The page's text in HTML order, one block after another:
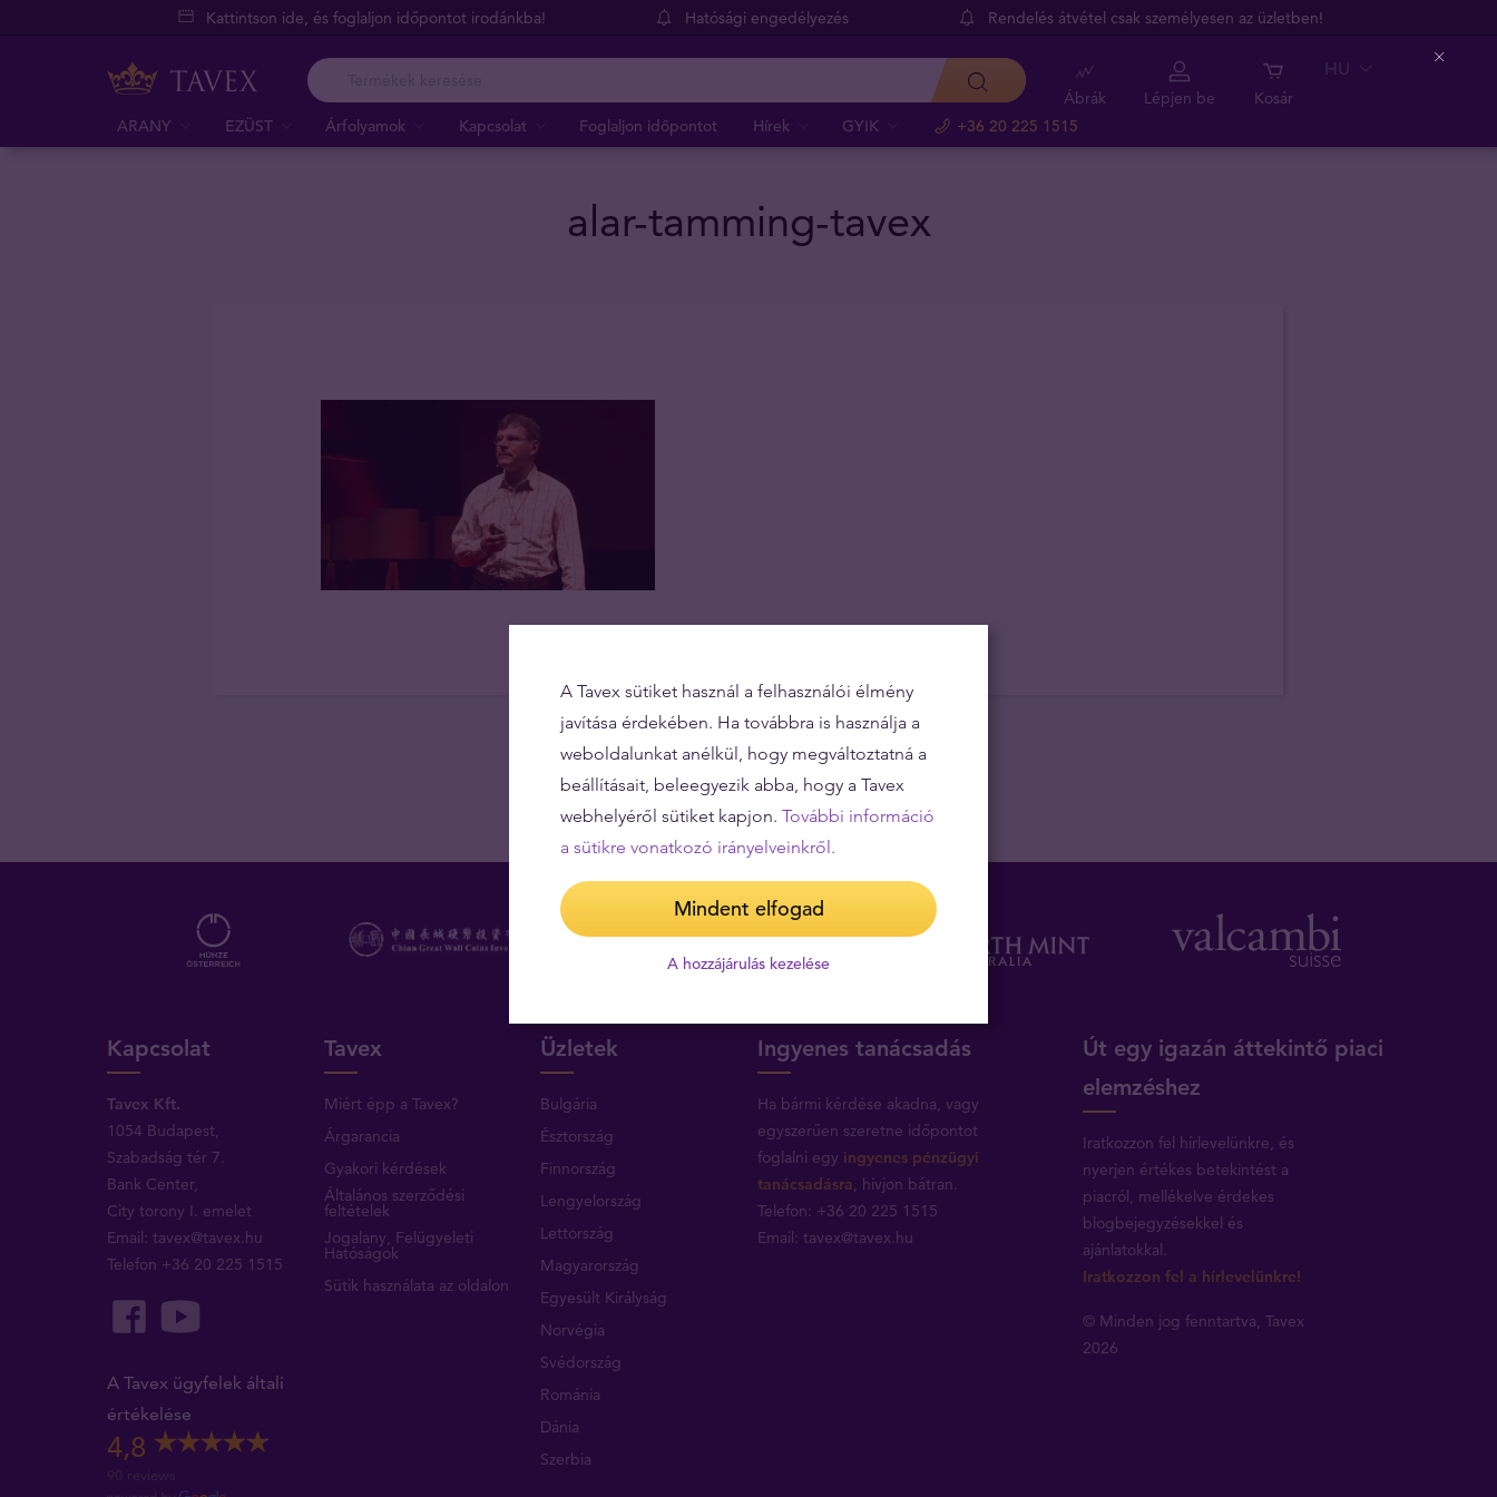
Kattintson ide, és foglaljon időpontot irodánkba! Hatósági engedélyezés Rendelés átvétel csak személyesen az üzletben!
ARANY EZÜST Árfolyamok Kapcsolat Foglaljon időpontot Hírek GYIK +36 20 225 1515
Ábrák Lépjen be Kosár
HU
alar-tamming-tavex
Kapcsolat
Tavex Kft.
1054 Budapest,
Szabadság tér 7.
Bank Center,
City torony I. emelet
Email:tavex@tavex.hu
Telefon +36 20 225 1515
A Tavex ügyfelek általi
értékelése
4,8
90 reviews
Tavex
Miért épp a Tavex?
Árgarancia
Gyakori kérdések
Általános szerződési
feltételek
Jogalany, Felügyeleti
Hatóságok
Sütik használata az oldalon
Üzletek
Bulgária
Észtország
Finnország
Lengyelország
Lettország
Magyarország
Egyesült Királyság
Norvégia
Svédország
Románia
Dánia
Szerbia
Ingyenes tanácsadás
Ha bármi kérdése akadna, vagy
egyszerűen szeretne időpontot
foglalni egy ingyenes pénzügyi
tanácsadásra , hívjon bátran.
Telefon: +36 20 225 1515
Email: tavex@tavex.hu
Út egy igazán áttekintő piaci
elemzéshez
Iratkozzon fel hírlevelünkre, és
nyerjen értékes betekintést a
piacról, mellékelve érdekes
blogbejegyzésekkel és
ajánlatokkal.
Iratkozzon fel a hírlevelünkre!
© Minden jog fenntartva, Tavex
2026
A Tavex sütiket használ a felhasználói élmény
javítása érdekében. Ha továbbra is használja a
weboldalunkat anélkül, hogy megváltoztatná a
beállításait, beleegyezik abba, hogy a Tavex
webhelyéről sütiket kapjon. További információ
a sütikre vonatkozó irányelveinkről.
Mindent elfogad
A hozzájárulás kezelése
Close